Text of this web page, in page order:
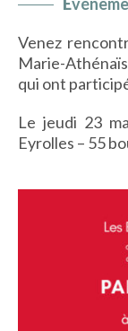
Venez
Marie-
qui ont
Le jeudi 23
Eyrolles – 55